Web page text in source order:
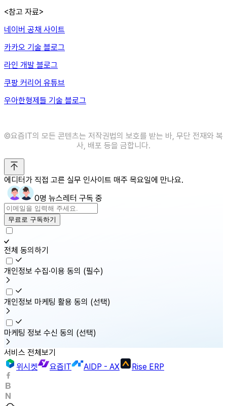
<참고 자료>
네이버 공채 사이트
카카오 기술 블로그
라인 개발 블로그
쿠팡 커리어 유튜브
우아한형제들 기술 블로그
©️요즘IT의 모든 콘텐츠는 저작권법의 보호를 받는 바, 무단 전재와 복
사, 배포 등을 금합니다.
에디터가 직접 고른 실무 인사이트 매주 목요일에 만나요.
0명 뉴스레터 구독 중
무료로 구독하기
전체 동의하기
개인정보 수집·이용 동의 (필수)
개인정보 마케팅 활용 동의 (선택)
마케팅 정보 수신 동의 (선택)
서비스 전체보기
위시켓
요즘IT AIDP - AX Rise ERP